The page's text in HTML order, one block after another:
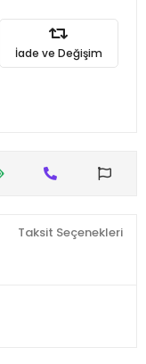
İade ve Değişim
Taksit Seçenekleri